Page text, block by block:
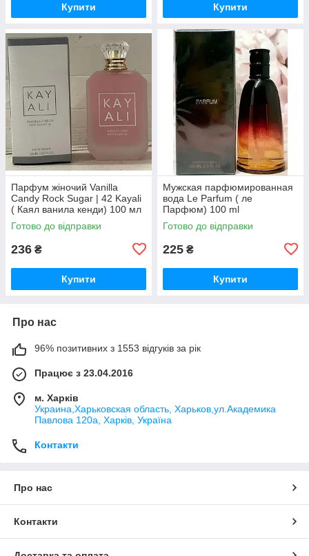
Купити Купити
Парфум жіночий Vanilla
Candy Rock Sugar | 42 Kayali
( Каял ванила кенди) 100 мл
Готово до відправки
236 ₴
Купити
Мужская парфюмированная
вода Le Parfum ( ле
Парфюм) 100 ml
Готово до відправки
225 ₴
Купити
Про нас
96% позитивних з 1553 відгуків за рік
Працює з 23.04.2016
м. Харків
Украина,Харьковская область, Харьков,ул.Академика
Павлова 120а, Харків, Україна
Контакти
Про нас
Контакти